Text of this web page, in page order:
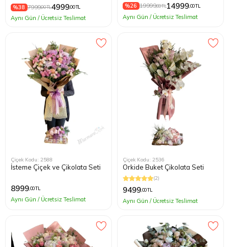
%38 7999,00 TL4999,00 TL
Aynı Gün / Ücretsiz Teslimat
%26 19999,00 TL14999,00 TL
Aynı Gün / Ücretsiz Teslimat
Çiçek Kodu: 2588
İsteme Çiçek ve Çikolata Seti
8999,00 TL
Aynı Gün / Ücretsiz Teslimat
Çiçek Kodu: 2536
Orkide Buket Çikolata Seti
(2)
9499,00 TL
Aynı Gün / Ücretsiz Teslimat